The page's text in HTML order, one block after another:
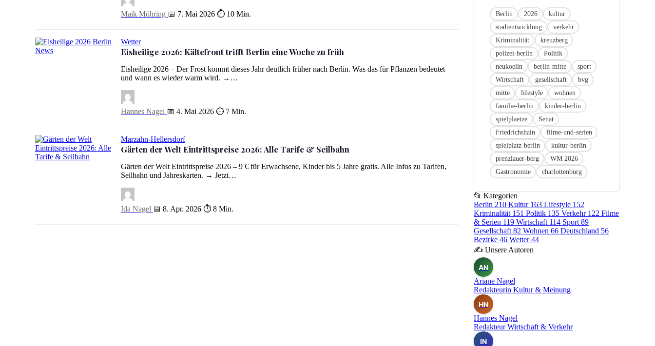
Maik Möhring 📅 7. Mai 2026 ⏱ 10 Min.
Eisheilige 2026: Kältefront trifft Berlin eine Woche zu früh
Wetter
Eisheilige 2026: Kältefront trifft Berlin eine Woche zu früh
Eisheilige 2026 – Der Frost kommt dieses Jahr deutlich früher nach Berlin. Was das für Pflanzen bedeutet
und wann es wieder warm wird. →…
Hannes Nagel 📅 4. Mai 2026 ⏱ 7 Min.
Gärten der Welt Eintrittspreise 2026: Alle Tarife & Seilbahn
Marzahn-Hellersdorf
Gärten der Welt Eintrittspreise 2026: Alle Tarife & Seilbahn
Gärten der Welt Eintrittspreise 2026 – 9 € für Erwachsene, Kinder bis 5 Jahre gratis. Alle Infos zu Tarifen,
Seilbahn und Jahreskarten. → Jetzt…
Ida Nagel 📅 8. Apr. 2026 ⏱ 8 Min.
Berlin 2026Linkkultur
stadtentwicklung
verkehr
Kriminalität
kreuzberg
polizei-berlin
Politik
neukoelln
berlin-mitte
sport
Wirtschaft
gesellschaft
bvg
mitte
lifestyle
wohnen
familie-berlin
kinder-berlin
spielplaetze
Senat
Friedrichshain
filme-und-serien
spielplatz-berlin
kultur-berlin
prenzlauer-berg
WM 2026
Gastronomie
charlottenburg
📂 Kategorien
Berlin 210 Kultur 163 Lifestyle 152
Kriminalität 151 Politik 135 Verkehr 122 Filme
& Serien 119 Wirtschaft 114 Sport 89
Gesellschaft 82 Wohnen 66 Deutschland 56
Bezirke 46 Wetter 44
✍ Unsere Autoren
AN
Ariane Nagel
Redakteurin Kultur & Meinung
HN
Hannes Nagel
Redakteur Wirtschaft & Verkehr
IN